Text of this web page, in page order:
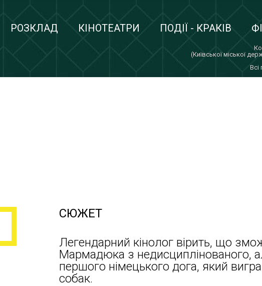
РОЗКЛАД КІНОТЕАТРИ ПОДІЇ - КРАКІВ
(Київської міської
Всi
СЮЖЕТ
Легендарний кінолог вірить, що
Мармадюка з недисциплінованого,
першого німецького дога, який
собак.